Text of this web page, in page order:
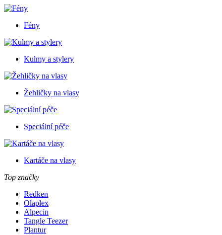
Fény
Kulmy a stylery
Žehličky na vlasy
Speciální péče
Kartáče na vlasy
Top značky
Redken
Olaplex
Alpecin
Tangle Teezer
Plantur